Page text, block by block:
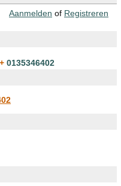
Aanmelden of Registreren
+ 0135346402